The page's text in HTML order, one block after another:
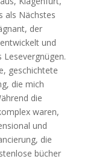
als Nächstes
der
und
Lesevergnügen.
geschichtete
die mich
die
waren,
und
die
bücher